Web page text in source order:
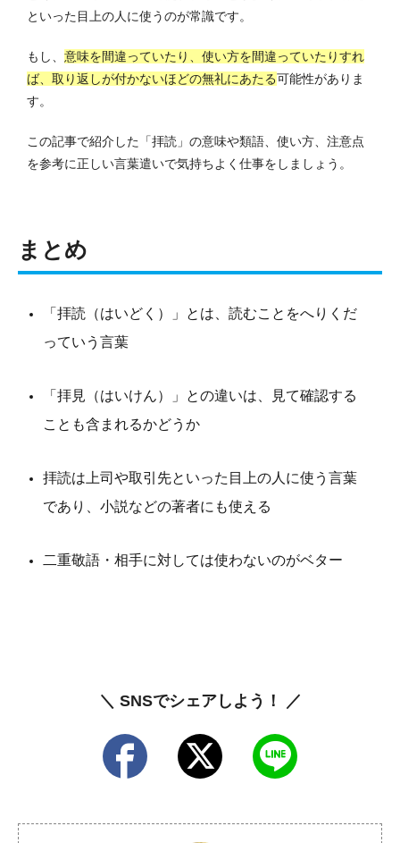
といった目上の人に使うのが常識です。
もし、 意味を間違っていたり、使い方を間違っていたりすれ
ば、取り返しが付かないほどの無礼にあたる可能性がありま
す。
この記事で紹介した「拝読」の意味や類語、使い方、注意点
を参考に正しい言葉遣いで気持ちよく仕事をしましょう。
まとめ
「拝読（はいどく）」とは、読むことをへりくだ
っていう言葉
「拝見（はいけん）」との違いは、見て確認する
ことも含まれるかどうか
拝読は上司や取引先といった目上の人に使う言葉
であり、小説などの著者にも使える
二重敬語・相手に対しては使わないのがベター
＼ SNSでシェアしよう！ ／